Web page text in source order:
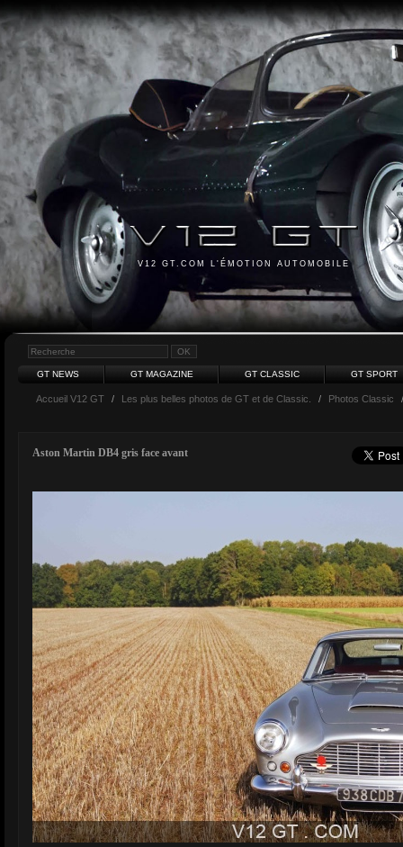
V12 GT.COM L'ÉMOTION AUTOMOBILE
GT NEWS GT MAGAZINE GT CLASSIC GT SPORT
Accueil V12 GT / Les plus belles photos de GT et de Classic. / Photos Classic
Aston Martin DB4 gris face avant